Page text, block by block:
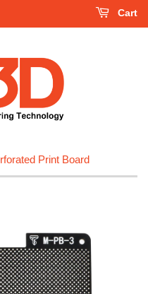
Cart
Print Board